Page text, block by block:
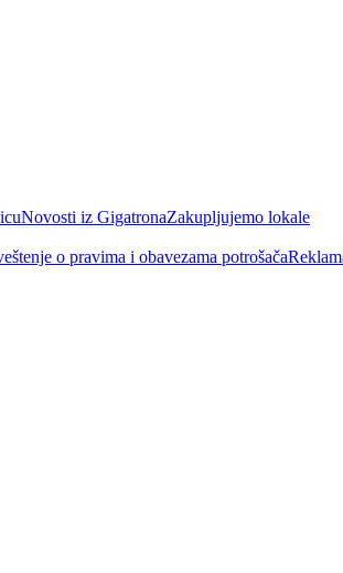
Novosti iz GigatronaZakupljujemo lokale
o pravima i obavezama potrošača